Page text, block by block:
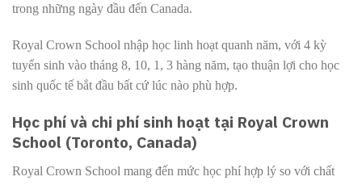
trong những ngày đầu đến Canada.
Royal Crown School nhập học linh hoạt quanh năm, với 4 kỳ
tuyển sinh vào tháng 8, 10, 1, 3 hàng năm, tạo thuận lợi cho học
sinh quốc tế bắt đầu bất cứ lúc nào phù hợp.
Học phí và chi phí sinh hoạt tại Royal Crown
School (Toronto, Canada)
Royal Crown School mang đến mức học phí hợp lý so với chất